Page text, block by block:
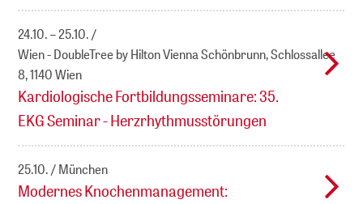
24.10. – 25.10.
Wien - DoubleTree by Hilton Vienna Schönbrunn, Schlossallee
8, 1140 Wien
Kardiologische Fortbildungsseminare: 35.
EKG Seminar - Herzrhythmusstörungen
25.10. München
Modernes Knochenmanagement: